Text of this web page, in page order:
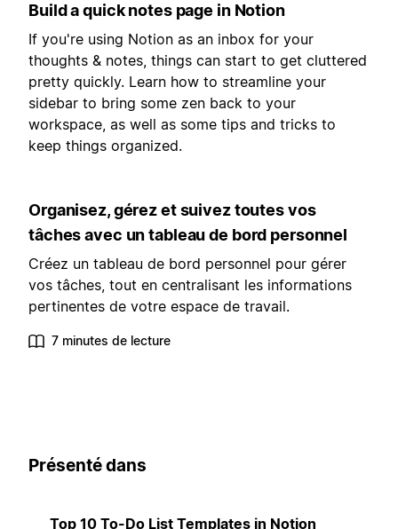
Build a quick notes page in Notion
If you're using Notion as an inbox for your
thoughts & notes, things can start to get cluttered
pretty quickly. Learn how to streamline your
sidebar to bring some zen back to your
workspace, as well as some tips and tricks to
keep things organized.
Organisez, gérez et suivez toutes vos
tâches avec un tableau de bord personnel
Créez un tableau de bord personnel pour gérer
vos tâches, tout en centralisant les informations
pertinentes de votre espace de travail.
7 minutes de lecture
Présenté dans
Top 10 To-Do List Templates in Notion